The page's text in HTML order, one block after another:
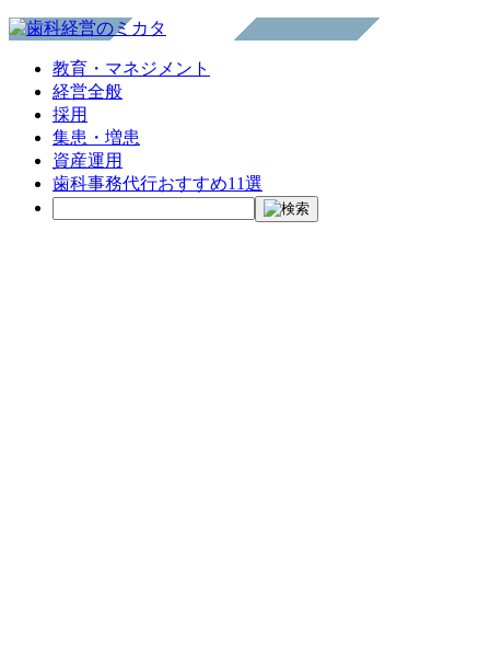
教育・マネジメント
経営全般
採用
集患・増患
資産運用
歯科事務代行おすすめ11選